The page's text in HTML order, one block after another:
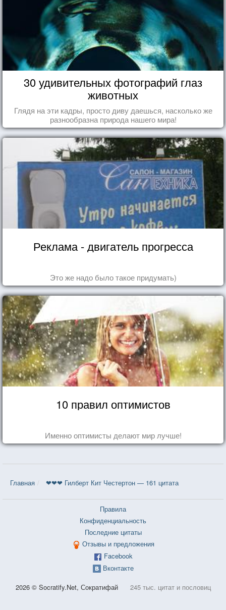
30 удивительных фотографий глаз
животных
Глядя на эти кадры, просто диву даешься, насколько же
разнообразна природа нашего мира!
Реклама - двигатель прогресса
Это же надо было такое придумать)
10 правил оптимистов
Именно оптимисты делают мир лучше!
Главная ❤❤❤ Гилберт Кит Честертон — 161 цитата
Правила
Конфиденциальность
Последние цитаты
Отзывы и предложения
Facebook
Вконтакте
2026 © Socratify.Net, Сократифай 245 тыс. цитат и пословиц